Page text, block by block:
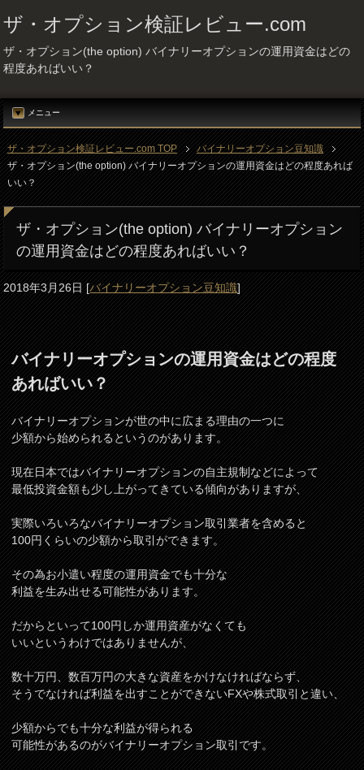
ザ・オプション検証レビュー.com
ザ・オプション(the option) バイナリーオプションの運用資金はどの
程度あればいい？
メニュー
ザ・オプション検証レビュー.com TOP
バイナリーオプション豆知識
ザ・オプション(the option) バイナリーオプションの運用資金はどの程度あれば
いい？
ザ・オプション(the option) バイナリーオプション
の運用資金はどの程度あればいい？
2018年3月26日[バイナリーオプション豆知識]
バイナリーオプションの運用資金はどの程度
あればいい？
バイナリーオプションが世の中に広まる理由の一つに
少額から始められるというのがあります。
現在日本ではバイナリーオプションの自主規制などによって
最低投資金額も少し上がってきている傾向がありますが、
実際いろいろなバイナリーオプション取引業者を含めると
100円くらいの少額から取引ができます。
その為お小遣い程度の運用資金でも十分な
利益を生み出せる可能性があります。
だからといって100円しか運用資産がなくても
いいというわけではありませんが、
数十万円、数百万円の大きな資産をかけなければならず、
そうでなければ利益を出すことができないFXや株式取引と違い、
少額からでも十分な利益が得られる
可能性があるのがバイナリーオプション取引です。